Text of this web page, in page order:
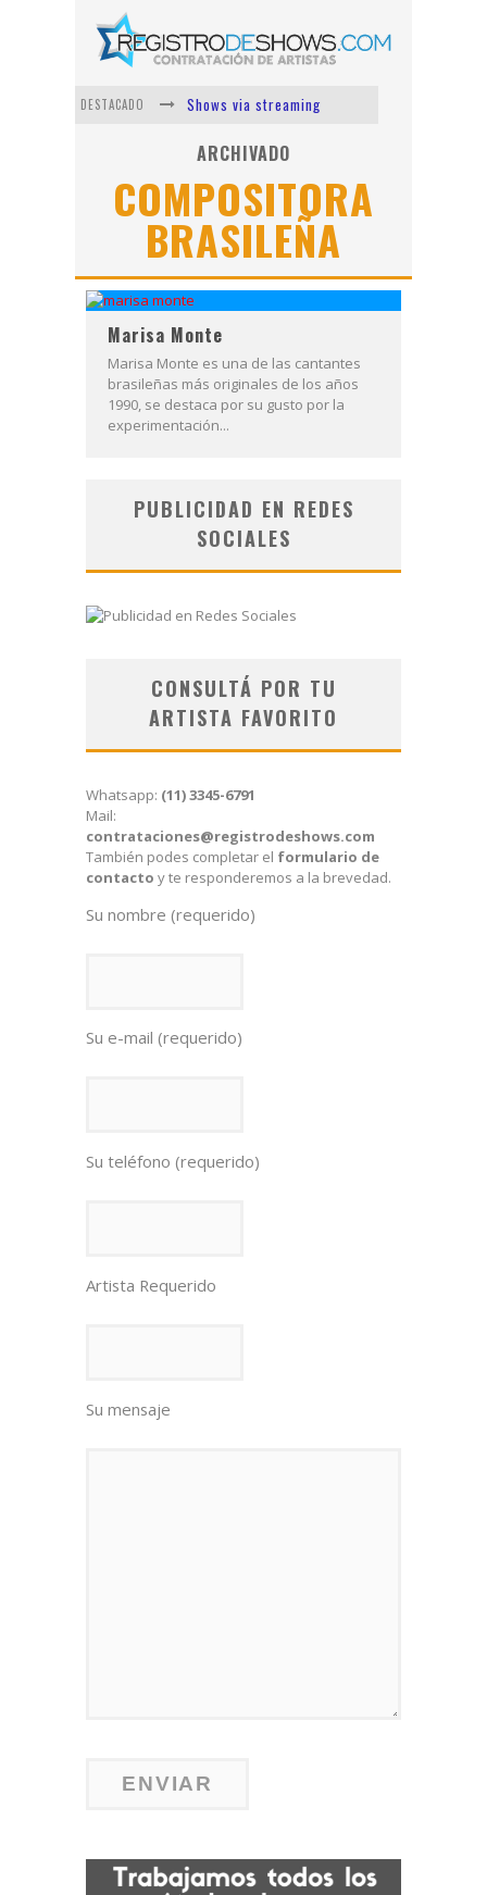
DESTACADO
Shows via streaming
Lit Killah
Nicki Nicole
Duki
Vi Em
Los Ángeles Azules
ARCHIVADO
COMPOSITORA
BRASILEÑA
Marisa Monte
Marisa Monte es una de las cantantes
brasileñas más originales de los años
1990, se destaca por su gusto por la
experimentación...
PUBLICIDAD EN REDES
SOCIALES
CONSULTÁ POR TU
ARTISTA FAVORITO
Whatsapp: (11) 3345-6791
Mail:
contrataciones@registrodeshows.com
También podes completar el formulario de
contacto y te responderemos a la brevedad.
Su nombre (requerido)
Su e-mail (requerido)
Su teléfono (requerido)
Artista Requerido
Su mensaje